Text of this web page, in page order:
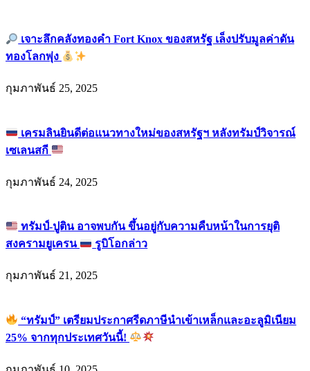
เจาะลึกคลังทองคำ Fort Knox ของสหรัฐ เล็งปรับมูลค่าดัน
ทองโลกพุ่ง
กุมภาพันธ์ 25, 2025
เครมลินยินดีต่อแนวทางใหม่ของสหรัฐฯ หลังทรัมป์วิจารณ์
เซเลนสกี
กุมภาพันธ์ 24, 2025
ทรัมป์-ปูติน อาจพบกัน ขึ้นอยู่กับความคืบหน้าในการยุติ
สงครามยูเครน
รูบิโอกล่าว
กุมภาพันธ์ 21, 2025
“ทรัมป์” เตรียมประกาศรีดภาษีนำเข้าเหล็กและอะลูมิเนียม
25% จากทุกประเทศวันนี้!